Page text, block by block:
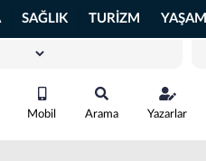
SAĞLIK TURİZM YAŞAM
Mobil Arama Yazarlar